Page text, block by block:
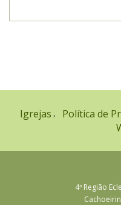
Igrejas Política de
4ª Região